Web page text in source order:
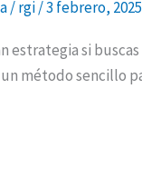
/rgi/3 febrero, 2025
estrategia si
método sencillo